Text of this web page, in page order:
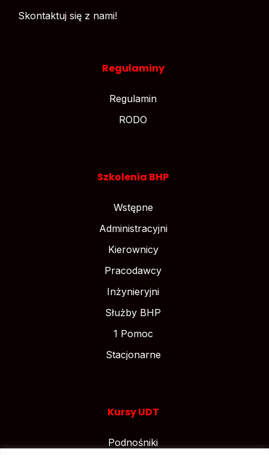
Skontaktuj się z nami!
Regulaminy
Regulamin
RODO
Szkolenia BHP
Wstępne
Administracyjni
Kierownicy
Pracodawcy
Inżynieryjni
Służby BHP
1 Pomoc
Stacjonarne
Kursy UDT
Podnośniki